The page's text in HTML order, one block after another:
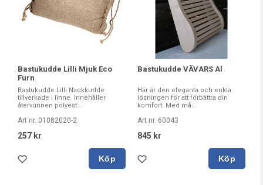
Bastukudde Lilli Mjuk Eco
Furn
Bastukudde Lilli Nackkudde
tillverkade i linne. Innehåller
återvunnen polyest...
Art nr. 01082020-2
257 kr
Köp
Bastukudde VÄVARS Al
Här är den eleganta och enkla
lösningen för att förbättra din
komfort. Med må...
Art nr. 60043
845 kr
Köp